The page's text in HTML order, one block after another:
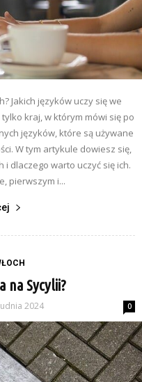
Jakich języków uczy się we
tylko kraj, w którym mówi się po
języków, które są używane
W tym artykule dowiesz się,
i dlaczego warto uczyć się ich.
pierwszym i...
na Sycylii?
2024 0